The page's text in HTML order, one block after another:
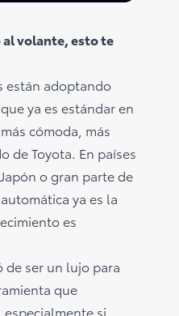
al volante, esto te
están adoptando
ya es estándar en
cómoda, más
de Toyota. En países
o gran parte de
ya es la
es
de ser un lujo para
que
si